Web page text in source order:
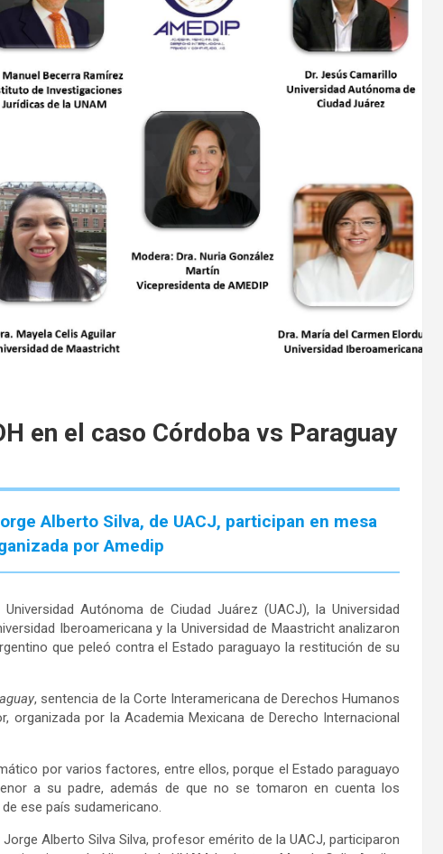
en el caso Córdoba vs Paraguay
Alberto Silva, de UACJ, participan en mesa
por Amedip
Autónoma de Ciudad Juárez (UACJ), la Universidad
Iberoamericana y la Universidad de Maastricht analizaron
que peleó contra el Estado paraguayo la restitución de su
, sentencia de la Corte Interamericana de Derechos Humanos
organizada por la Academia Mexicana de Derecho Internacional
por varios factores, entre ellos, porque el Estado paraguayo
a su padre, además de que no se tomaron en cuenta los
ese país sudamericano.
Alberto Silva Silva, profesor emérito de la UACJ, participaron